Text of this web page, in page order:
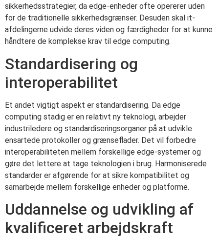
sikkerhedsstrategier, da edge-enheder ofte opererer uden
for de traditionelle sikkerhedsgrænser. Desuden skal it-
afdelingerne udvide deres viden og færdigheder for at kunne
håndtere de komplekse krav til edge computing.
Standardisering og
interoperabilitet
Et andet vigtigt aspekt er standardisering. Da edge
computing stadig er en relativt ny teknologi, arbejder
industriledere og standardiseringsorganer på at udvikle
ensartede protokoller og grænseflader. Det vil forbedre
interoperabiliteten mellem forskellige edge-systemer og
gøre det lettere at tage teknologien i brug. Harmoniserede
standarder er afgørende for at sikre kompatibilitet og
samarbejde mellem forskellige enheder og platforme.
Uddannelse og udvikling af
kvalificeret arbejdskraft